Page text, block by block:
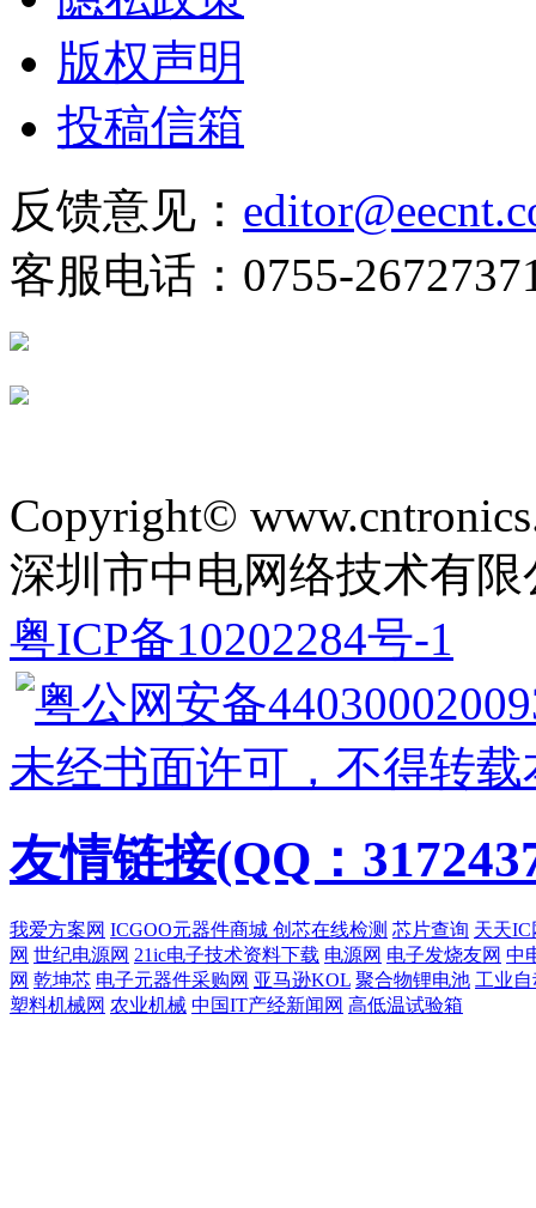
版权声明
投稿信箱
反馈意见：
客服电话：0755-
Copyright©
深圳市中电网络技术有
粤ICP备10202284号-1
粤公网安备
未经书面许可，不得转
友情链接(QQ：
我爱方案网 ICGOO元器件商城 创芯在线检测 芯片查询 天天IC
网 世纪电源网 21ic电子技术资料下载 电源网 电子发烧友网 中
网 乾坤芯 电子元器件采购网 亚马逊KOL 聚合物锂电池 工业
塑料机械网 农业机械 中国IT产经新闻网 高低温试验箱